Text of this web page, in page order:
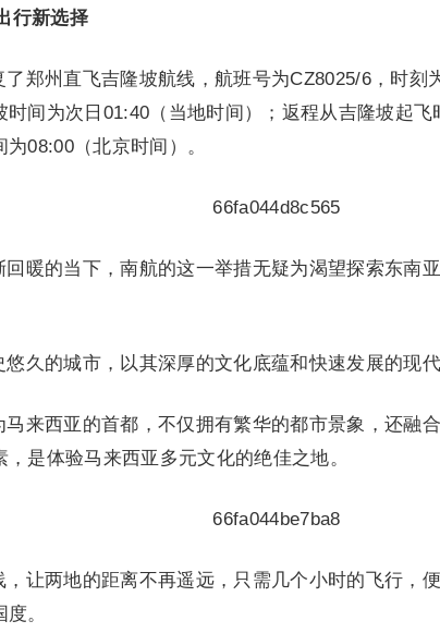
行新选择
了郑州直飞吉隆坡航线，航班号为CZ8025/6，时刻
时间为次日01:40（当地时间）；返程从吉隆坡起飞
08:00（北京时间）。
回暖的当下，南航的这一举措无疑为渴望探索东南
久的城市，以其深厚的文化底蕴和快速发展的现
来西亚的首都，不仅拥有繁华的都市景象，还融
是体验马来西亚多元文化的绝佳之地。
，让两地的距离不再遥远，只需几个小时的飞行，
。